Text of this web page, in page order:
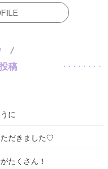
稿
に
だきました♡
たくさん！